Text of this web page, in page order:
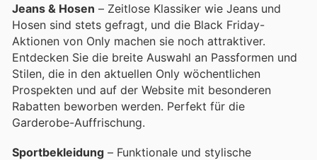
Jeans & Hosen – Zeitlose Klassiker wie Jeans und
Hosen sind stets gefragt, und die Black Friday-
Aktionen von Only machen sie noch attraktiver.
Entdecken Sie die breite Auswahl an Passformen und
Stilen, die in den aktuellen Only wöchentlichen
Prospekten und auf der Website mit besonderen
Rabatten beworben werden. Perfekt für die
Garderobe-Auffrischung.
Sportbekleidung – Funktionale und stylische